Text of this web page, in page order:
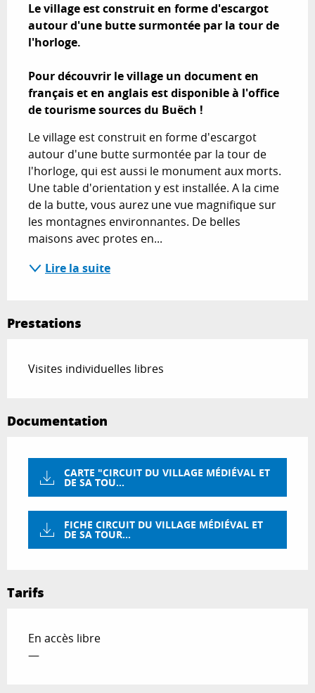
Le village est construit en forme d'escargot
autour d'une butte surmontée par la tour de
l'horloge.
Pour découvrir le village un document en
français et en anglais est disponible à l'office
de tourisme sources du Buëch !
Le village est construit en forme d'escargot
autour d'une butte surmontée par la tour de
l'horloge, qui est aussi le monument aux morts.
Une table d'orientation y est installée. A la cime
de la butte, vous aurez une vue magnifique sur
les montagnes environnantes. De belles
maisons avec protes en...
Lire la suite
Prestations
Visites individuelles libres
Documentation
CARTE "CIRCUIT DU VILLAGE MÉDIÉVAL ET
DE SA TOU...
FICHE CIRCUIT DU VILLAGE MÉDIÉVAL ET
DE SA TOUR...
Tarifs
En accès libre
—